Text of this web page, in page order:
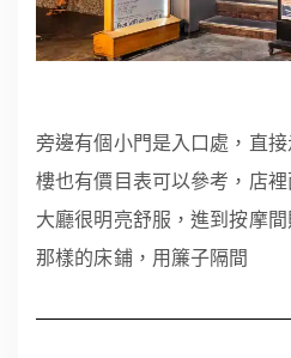
旁邊有個小門是入口處，直
樓也有價目表可以參考，店
大廳很明亮舒服，進到按摩
那樣的床鋪，用簾子隔間